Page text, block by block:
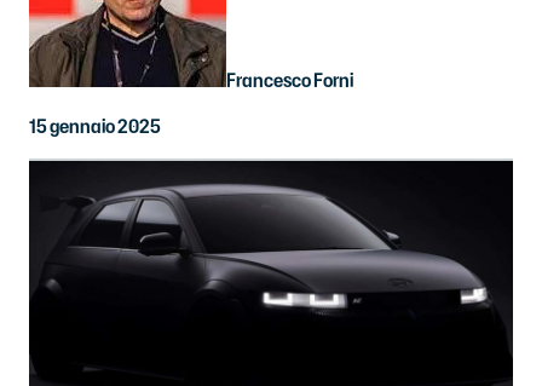
Francesco Forni
15 gennaio 2025